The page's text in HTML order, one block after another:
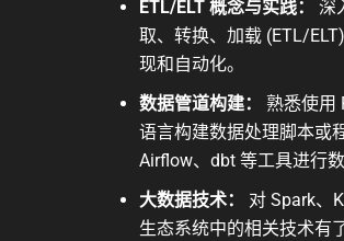
ETL/ELT 概念与实践：
深
取、转换、加载 (ETL/
现和自动化。
数据管道构建：
熟悉使用
语言构建数据处理脚本或
Airflow、dbt 等工具进行数
大数据技术：
对 Spark、
生态系统中的相关技术有